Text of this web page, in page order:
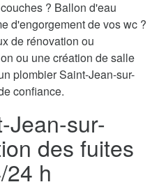
? Ballon d'eau
d'engorgement de vos wc ?
de rénovation ou
ou une création de salle
plombier Saint-Jean-sur-
confiance.
Jean-sur-
des fuites
h